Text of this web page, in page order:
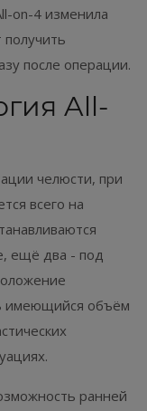
on-4 изменила
после операции.
All-
челюсти, при
всего на
ещё два - под
имеющийся объём
ранней